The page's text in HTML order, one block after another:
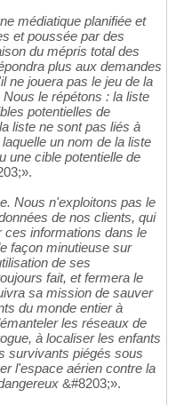
médiatique planifiée et
et poussée par des
du mépris total des
plus aux demandes
ne jouera pas le jeu de la
le répétons : la liste
potentielles de
liste ne sont pas liés à
un nom de la liste
une cible potentielle de
Nous n'exploitons pas le
de nos clients, qui
ces informations dans le
façon minutieuse sur
de ses
fait, et fermera le
sa mission de sauver
du monde entier à
les réseaux de
à localiser les enfants
survivants piégés sous
l'espace aérien contre la
&#8203;».